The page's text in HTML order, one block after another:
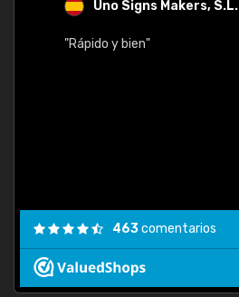
Uno Signs Makers, S.L.
"Rápido y bien"
463comentarios